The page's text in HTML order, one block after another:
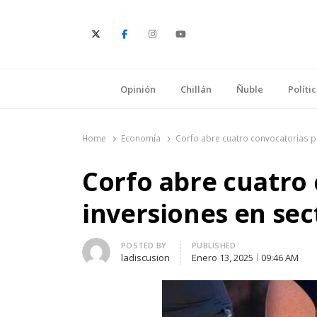
Opinión Chillán Ñuble
Home Economía Corfo abre cuatro convocatorias
Corfo abre
inversiones en
Author
POSTED BY
ladiscusion
PUBLISHED
Enero 13, 2025 09:46 AM